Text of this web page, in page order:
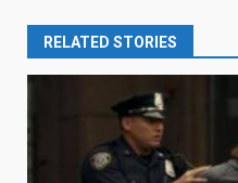
RELATED STORIES